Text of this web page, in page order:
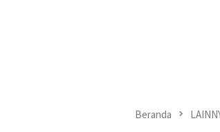
Beranda